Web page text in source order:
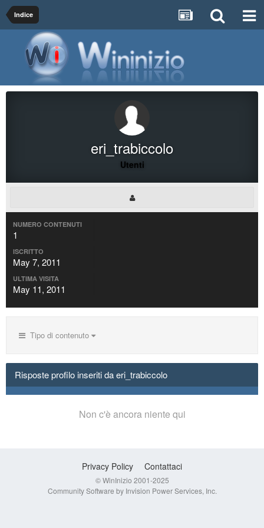
Indice
eri_trabiccolo
Utenti
NUMERO CONTENUTI
1
ISCRITTO
May 7, 2011
ULTIMA VISITA
May 11, 2011
Tipo di contenuto
Risposte profilo inseriti da eri_trabiccolo
Non c'è ancora niente qui
Privacy Policy Contattaci
© WinInizio 2001-2025
Community Software by Invision Power Services, Inc.